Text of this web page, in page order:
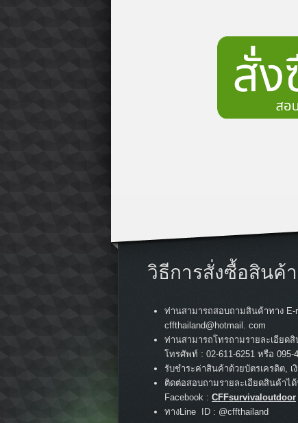
วิธีการสั่งซื้อสินค้า
ท่านสามารถสอบถามสินค้าทาง E-
cffthailand@hotmail. com
ท่านสามารถโทรถามรายละเอียด
โทรศัพท์ : 02-611-6251 หรือ 095-
รับชำระค่าสินค้าด้วยบัตรเครดิต, เ
ติดต่อสอบถามรายละเอียดสินค้าไ
Facebook : CFFsurvivaloutdoor
ทางLine ID : @cffthailand